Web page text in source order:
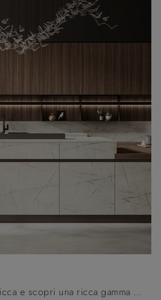
Cucine Moderne con isola: clicca e scopri una ricca gamma di soluzioni del brand Arredo3, tra cui il modello Kalì 02.